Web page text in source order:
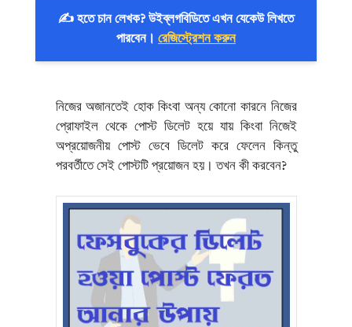
✍️ হতে চান লেখক? উইব্লগবিডিতে এখন যেকেউ লিখতে
পারবেন। রেজিস্ট্রেশন করুন
নিজের অজানতেই হোক কিংবা অন্য কোনো কারনে নিজের
প্রোফাইল থেকে পোস্ট ডিলেট হয়ে যায় কিংবা নিজেই
অপ্রয়োজনীয় পোস্ট ভেবে ডিলেট করে ফেলেন কিন্তু
পরবর্তীতে সেই পোস্টটি প্রয়োজন হয়। তখন কী করবেন?